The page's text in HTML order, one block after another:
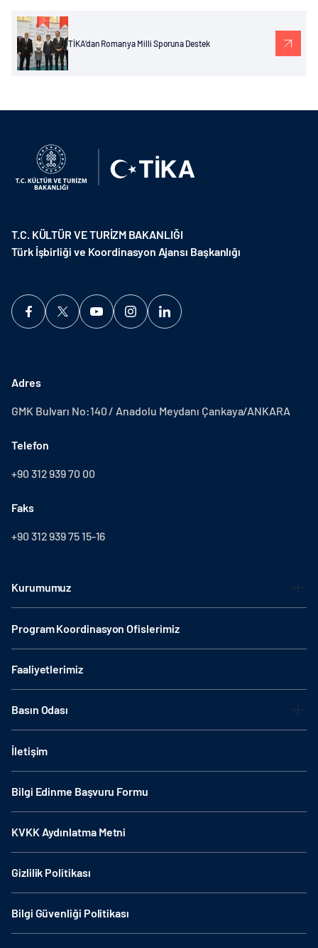
TİKA’dan Romanya Milli Sporuna Destek
T.C. KÜLTÜR VE TURİZM BAKANLIĞI
Türk İşbirliği ve Koordinasyon Ajansı Başkanlığı
Adres
GMK Bulvarı No:140 / Anadolu Meydanı Çankaya/ANKARA
Telefon
+90 312 939 70 00
Faks
+90 312 939 75 15-16
Kurumumuz
Program Koordinasyon Ofislerimiz
Faaliyetlerimiz
Basın Odası
İletişim
Bilgi Edinme Başvuru Formu
KVKK Aydınlatma Metni
Gizlilik Politikası
Bilgi Güvenliği Politikası